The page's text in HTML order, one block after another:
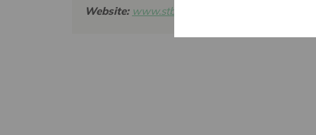
Website: www.stbernardus.be